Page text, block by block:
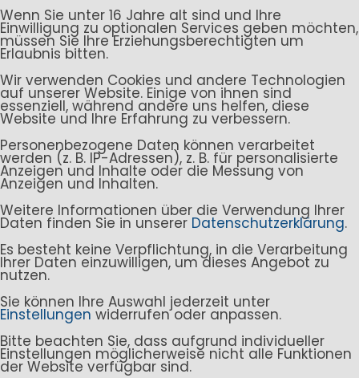
Wenn Sie unter 16 Jahre alt sind und Ihre
Einwilligung zu optionalen Services geben möchten,
müssen Sie Ihre Erziehungsberechtigten um
Erlaubnis bitten.
Wir verwenden Cookies und andere Technologien
auf unserer Website. Einige von ihnen sind
essenziell, während andere uns helfen, diese
Website und Ihre Erfahrung zu verbessern.
Personenbezogene Daten können verarbeitet
werden (z. B. IP-Adressen), z. B. für personalisierte
Anzeigen und Inhalte oder die Messung von
Anzeigen und Inhalten.
Weitere Informationen über die Verwendung Ihrer
Daten finden Sie in unserer Datenschutzerklärung.
Es besteht keine Verpflichtung, in die Verarbeitung
Ihrer Daten einzuwilligen, um dieses Angebot zu
nutzen.
Sie können Ihre Auswahl jederzeit unter
Einstellungen widerrufen oder anpassen.
Bitte beachten Sie, dass aufgrund individueller
Einstellungen möglicherweise nicht alle Funktionen
der Website verfügbar sind.